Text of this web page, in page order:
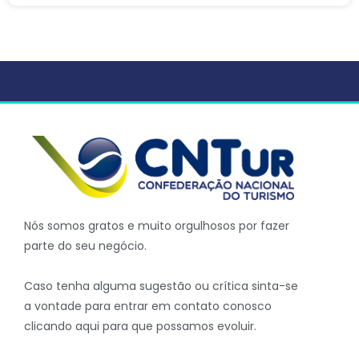
Nós somos gratos e muito orgulhosos por fazer
parte do seu negócio.
Caso tenha alguma sugestão ou crítica sinta-se
a vontade para entrar em contato conosco
clicando aqui para que possamos evoluir.